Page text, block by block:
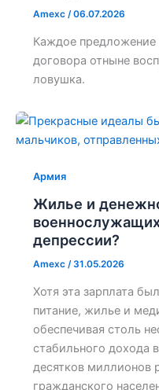
Amexc /06.07.2026
Каждое предложение
договора отныне
ловушка.
Армия
Жилье и
депрессии?
Amexc /31.05.2026
Хотя эта зарплата
питание, жилье и
обеспечивая столь
стабильного дохода
десятков миллионов
гражданского